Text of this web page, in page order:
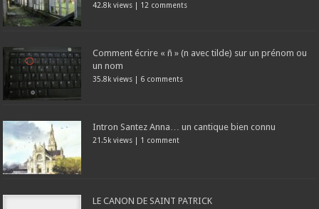
42.8k views | 12 comments
Comment écrire « ñ » (n avec tilde) sur un prénom ou
un nom
35.8k views | 6 comments
Intron Santez Anna… un cantique bien connu
21.5k views | 1 comment
LE CANON DE SAINT PATRICK